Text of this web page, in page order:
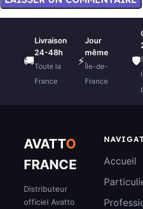
🚚
Livraison
24-48h
Toute la
France
⚡
Jour
même
Île-de-
France
🛡️
AVATTO
FRANCE
Distributeur
officiel Avatto
Accueil